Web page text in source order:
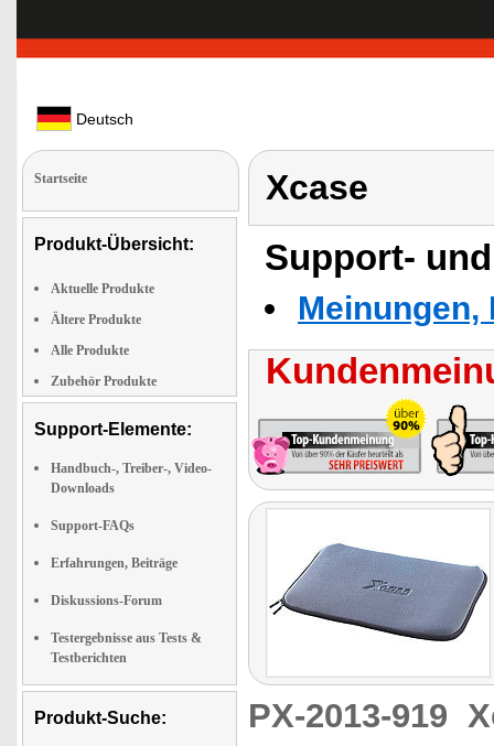
Deutsch
Startseite
Produkt-Übersicht:
Aktuelle Produkte
Ältere Produkte
Alle Produkte
Zubehör Produkte
Support-Elemente:
Handbuch-, Treiber-, Video-
Downloads
Support-FAQs
Erfahrungen, Beiträge
Diskussions-Forum
Testergebnisse aus Tests &
Testberichten
Produkt-Suche:
Xcase
Support-
PX-2013-919